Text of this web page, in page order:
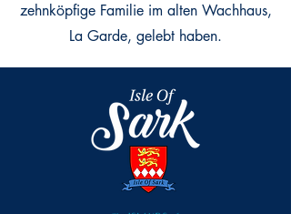
zehnköpfige Familie im alten Wachhaus,
La Garde, gelebt haben.